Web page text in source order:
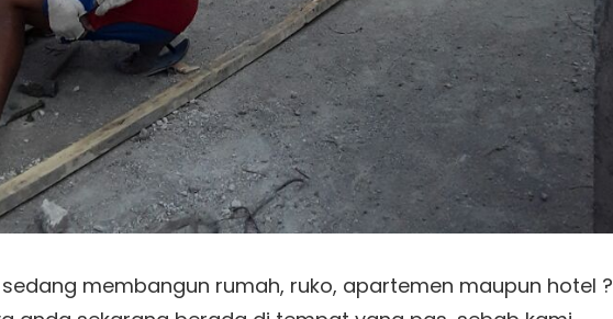
membangun rumah, ruko, apartemen maupun hotel ?